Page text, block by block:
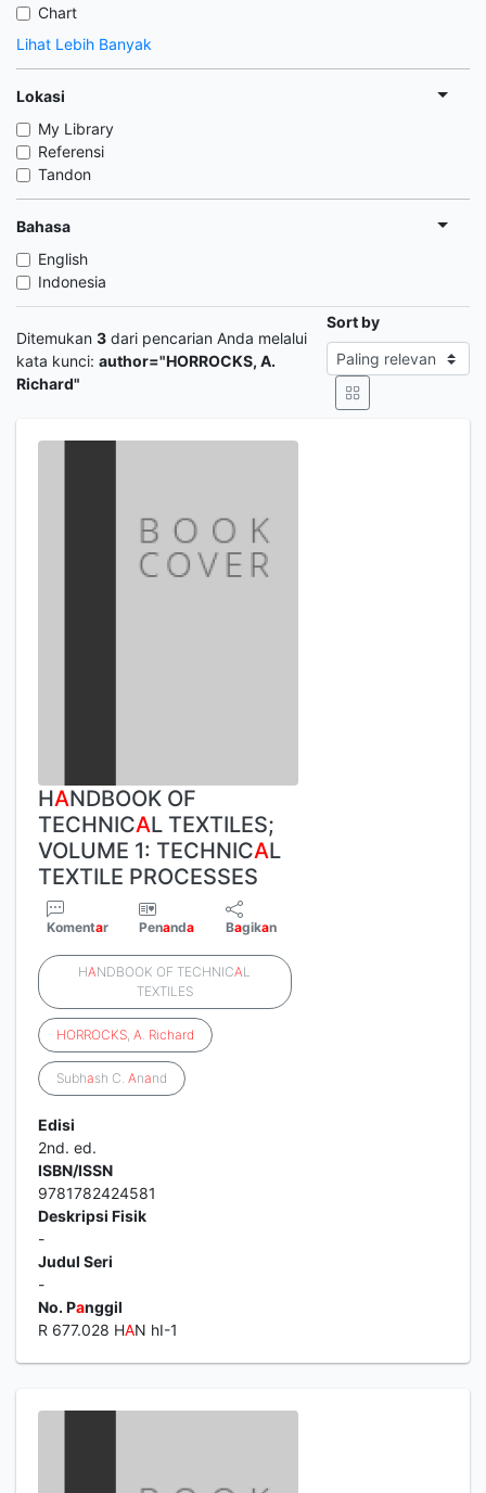
Chart
Lihat Lebih Banyak
Lokasi
My Library
Referensi
Tandon
Bahasa
English
Indonesia
Ditemukan 3 dari pencarian Anda melalui
kata kunci: author="HORROCKS, A.
Richard"
Sort by
HANDBOOK OF
TECHNICAL TEXTILES;
VOLUME 1: TECHNICAL
TEXTILE PROCESSES
Komentar Penanda Bagikan
HANDBOOK OF TECHNICAL
TEXTILES
HORROCKS, A. Richard
Subhash C. Anand
Edisi
2nd. ed.
ISBN/ISSN
9781782424581
Deskripsi Fisik
-
Judul Seri
-
No. Panggil
R 677.028 HAN hI-1